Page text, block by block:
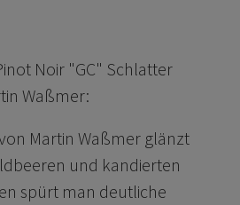
Noir "GC" Schlatter
Waßmer:
Martin Waßmer glänzt
und kandierten
spürt man deutliche